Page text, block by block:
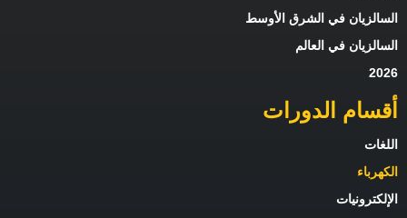
السالزيان في الشرق الأوسط
السالزيان في العالم
2026
أقسام الدورات
اللغات
الكهرباء
الإلكترونيات